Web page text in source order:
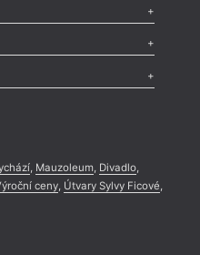
, Mauzoleum, Divadlo,
ceny, Útvary Sylvy Ficové